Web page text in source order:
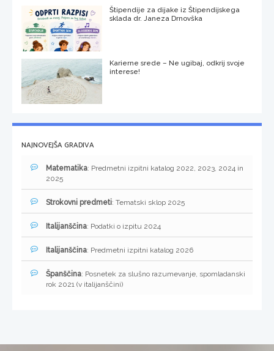
Štipendije za dijake iz Štipendijskega
sklada dr. Janeza Drnovška
Karierne srede – Ne ugibaj, odkrij svoje
interese!
NAJNOVEJŠA GRADIVA
Matematika: Predmetni izpitni katalog 2022, 2023, 2024 in
2025
Strokovni predmeti: Tematski sklop 2025
Italijanščina: Podatki o izpitu 2024
Italijanščina: Predmetni izpitni katalog 2026
Španščina: Posnetek za slušno razumevanje, spomladanski
rok 2021 (v italijanščini)